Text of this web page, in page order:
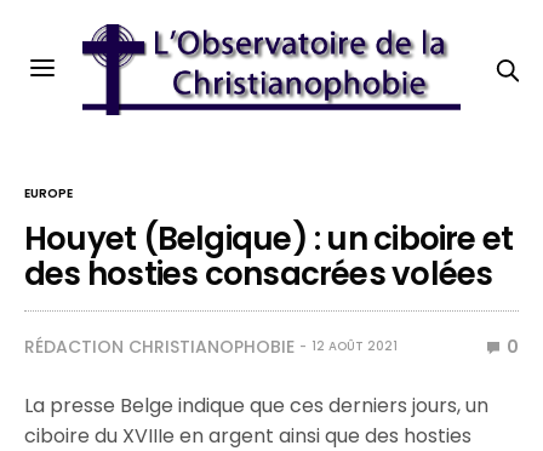
EUROPE
Houyet (Belgique) : un ciboire et
des hosties consacrées volées
RÉDACTION CHRISTIANOPHOBIE 12 AOÛT 2021 0
La presse Belge indique que ces derniers jours, un
ciboire du XVIIIe en argent ainsi que des hosties